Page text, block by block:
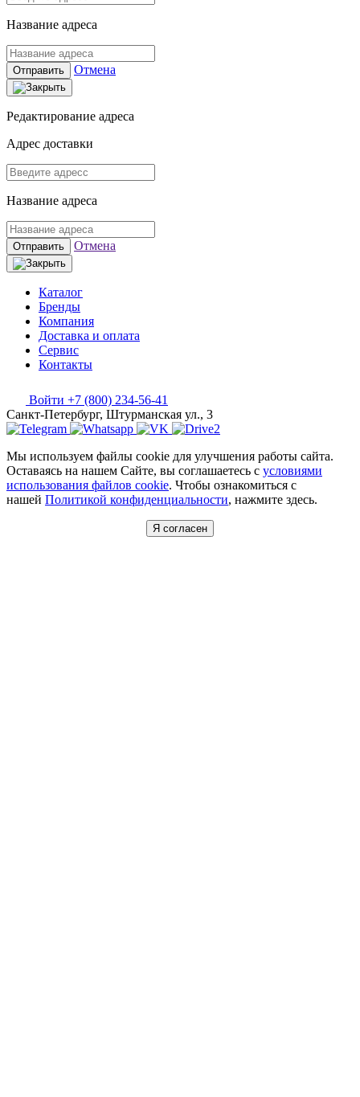
Название адреса
Отправить Отмена
Редактирование адреса
Адрес доставки
Название адреса
Отправить Отмена
Каталог
Бренды
Компания
Доставка и оплата
Сервис
Контакты
Войти +7 (800) 234-56-41
Санкт-Петербург, Штурманская ул., 3
Мы используем файлы cookie для улучшения работы сайта.
Оставаясь на нашем Сайте, вы соглашаетесь с условиями
использования файлов cookie. Чтобы ознакомиться с
нашей Политикой конфиденциальности, нажмите здесь.
Я согласен